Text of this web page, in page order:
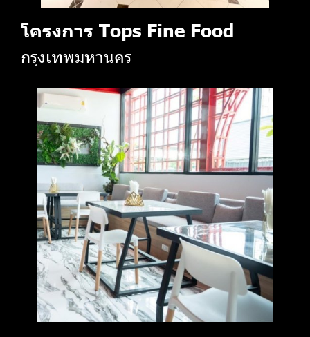
โครงการ Tops Fine Food
กรุงเทพมหานคร